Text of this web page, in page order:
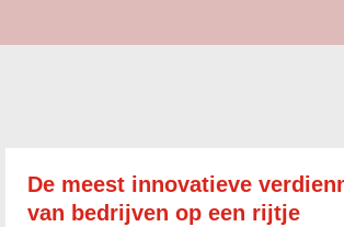
De meest innovatieve
van bedrijven op een rijtje